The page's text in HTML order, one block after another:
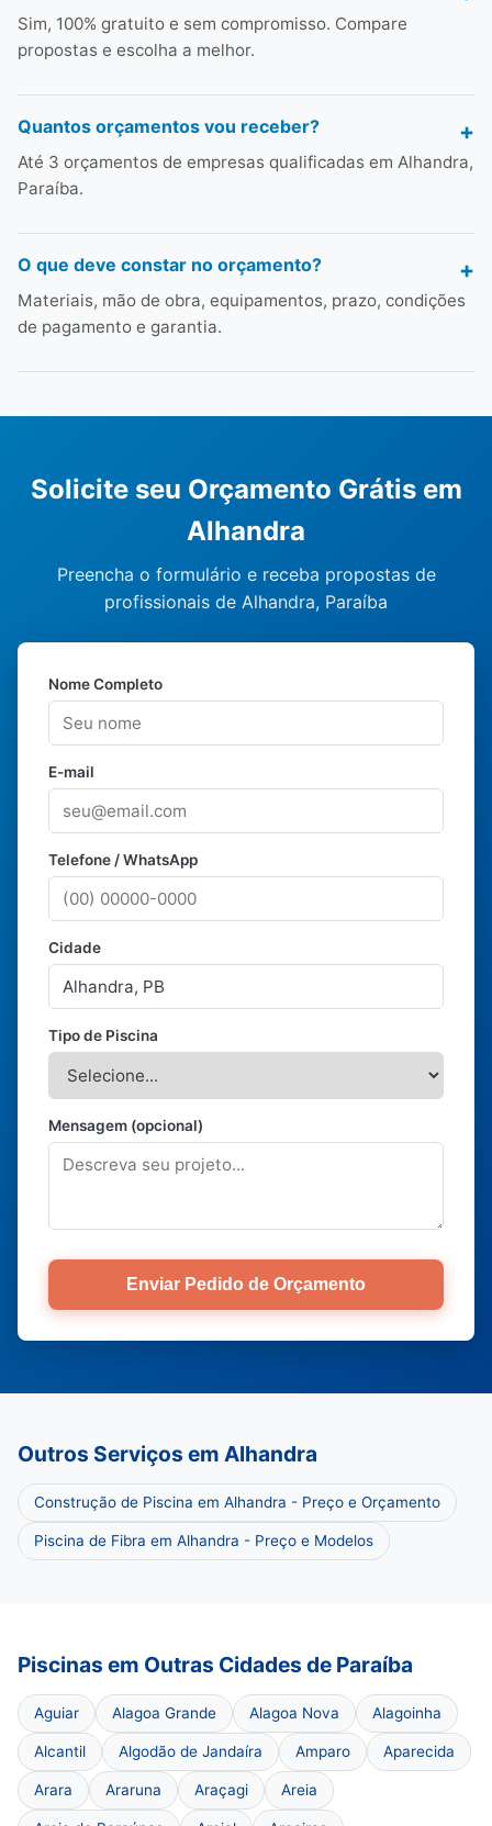
Sim, 100% gratuito e sem compromisso. Compare
propostas e escolha a melhor.
Quantos orçamentos vou receber?
Até 3 orçamentos de empresas qualificadas em Alhandra,
Paraíba.
O que deve constar no orçamento?
Materiais, mão de obra, equipamentos, prazo, condições
de pagamento e garantia.
Solicite seu Orçamento Grátis em
Alhandra
Preencha o formulário e receba propostas de
profissionais de Alhandra, Paraíba
Nome Completo
E-mail
Telefone / WhatsApp
Cidade
Tipo de Piscina
Mensagem (opcional)
Enviar Pedido de Orçamento
Outros Serviços em Alhandra
Construção de Piscina em Alhandra - Preço e Orçamento
Piscina de Fibra em Alhandra - Preço e Modelos
Piscinas em Outras Cidades de Paraíba
Aguiar Alagoa Grande Alagoa Nova Alagoinha
Alcantil Algodão de Jandaíra Amparo Aparecida
Arara Araruna Araçagi Areia